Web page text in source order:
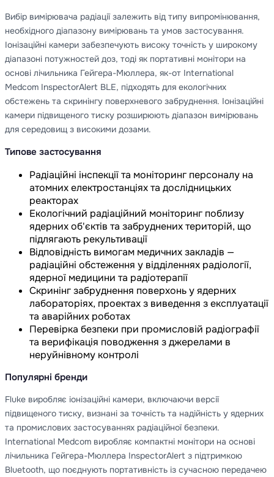
Вибір вимірювача радіації залежить від типу випромінювання,
необхідного діапазону вимірювань та умов застосування.
Іонізаційні камери забезпечують високу точність у широкому
діапазоні потужностей доз, тоді як портативні монітори на
основі лічильника Гейгера-Мюллера, як-от International
Medcom InspectorAlert BLE, підходять для екологічних
обстежень та скринінгу поверхневого забруднення. Іонізаційні
камери підвищеного тиску розширюють діапазон вимірювань
для середовищ з високими дозами.
Типове застосування
Радіаційні інспекції та моніторинг персоналу на
атомних електростанціях та дослідницьких
реакторах
Екологічний радіаційний моніторинг поблизу
ядерних об'єктів та забруднених територій, що
підлягають рекультивації
Відповідність вимогам медичних закладів —
радіаційні обстеження у відділеннях радіології,
ядерної медицини та радіотерапії
Скринінг забруднення поверхонь у ядерних
лабораторіях, проектах з виведення з експлуатації
та аварійних роботах
Перевірка безпеки при промисловій радіографії
та верифікація поводження з джерелами в
неруйнівному контролі
Популярні бренди
Fluke виробляє іонізаційні камери, включаючи версії
підвищеного тиску, визнані за точність та надійність у ядерних
та промислових застосуваннях радіаційної безпеки.
International Medcom виробляє компактні монітори на основі
лічильника Гейгера-Мюллера InspectorAlert з підтримкою
Bluetooth, що поєднують портативність із сучасною передачею